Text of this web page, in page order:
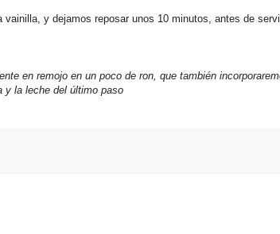
y dejamos reposar unos 10 minutos, antes de
en remojo en un poco de ron, que también
y la leche del último paso